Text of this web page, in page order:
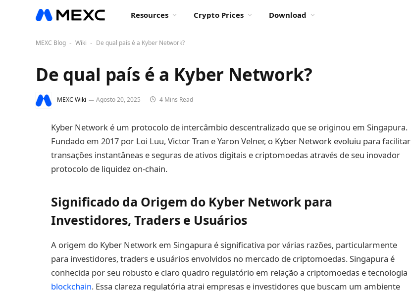
Resources Crypto Prices Download
MEXC Blog - Wiki - De qual país é a Kyber Network?
De qual país é a Kyber Network?
MEXC Wiki Agosto 20, 2025 4 Mins Read
Kyber Network é um protocolo de intercâmbio descentralizado que se originou em Singapura.
Fundado em 2017 por Loi Luu, Victor Tran e Yaron Velner, o Kyber Network evoluiu para facilitar
transações instantâneas e seguras de ativos digitais e criptomoedas através de seu inovador
protocolo de liquidez on-chain.
Significado da Origem do Kyber Network para
Investidores, Traders e Usuários
A origem do Kyber Network em Singapura é significativa por várias razões, particularmente
para investidores, traders e usuários envolvidos no mercado de criptomoedas. Singapura é
conhecida por seu robusto e claro quadro regulatório em relação a criptomoedas e tecnologia
blockchain. Essa clareza regulatória atrai empresas e investidores que buscam um ambiente